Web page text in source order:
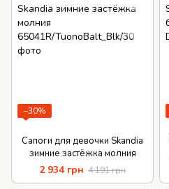
−30%
Сапоги для девочки Skandia
зимние застёжка молния
2 934 грн 4 191 грн